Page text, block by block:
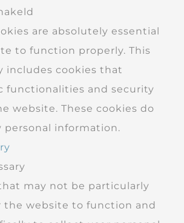
are absolutely essential
to function properly. This
includes cookies that
functionalities and security
website. These cookies do
personal information.
may not be particularly
the website to function and